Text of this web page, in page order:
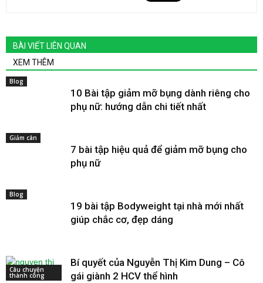
BÀI VIẾT LIÊN QUAN
XEM THÊM
Blog
10 Bài tập giảm mỡ bụng dành riêng cho
phụ nữ: hướng dẫn chi tiết nhất
Giảm cân
7 bài tập hiệu quả để giảm mỡ bụng cho
phụ nữ
Blog
19 bài tập Bodyweight tại nhà mới nhất
giúp chắc cơ, đẹp dáng
Câu chuyện
thành công
Bí quyết của Nguyễn Thị Kim Dung – Cô
gái giành 2 HCV thể hình